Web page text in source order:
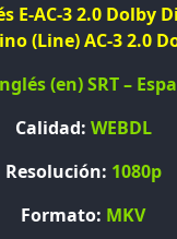
E-AC-3 2.0 Dolby
(Line) AC-3 2.0
(en) SRT –
Calidad: WEBDL
Resolución: 1080p
Formato: MKV